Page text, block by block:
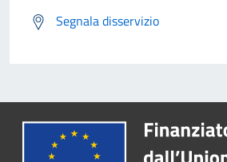
Segnala disservizio